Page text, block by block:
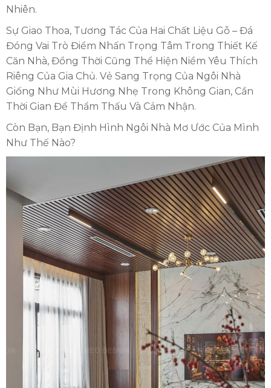
Nhiên.
Sự Giao Thoa, Tương Tác Của Hai Chất Liệu Gỗ – Đá
Đóng Vai Trò Điểm Nhấn Trọng Tâm Trong Thiết Kế
Căn Nhà, Đồng Thời Cũng Thể Hiện Niềm Yêu Thích
Riêng Của Gia Chủ. Vẻ Sang Trọng Của Ngôi Nhà
Giống Như Mùi Hương Nhẹ Trong Không Gian, Cần
Thời Gian Để Thẩm Thấu Và Cảm Nhận.
Còn Bạn, Bạn Định Hình Ngôi Nhà Mơ Ước Của Mình
Như Thế Nào?